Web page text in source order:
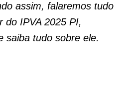
assim, falaremos tudo
do IPVA 2025 PI,
saiba tudo sobre ele.